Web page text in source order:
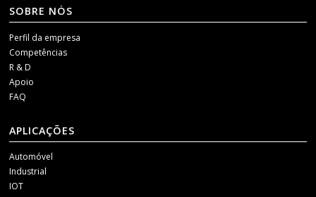
SOBRE NÓS
Perfil da empresa
Competências
R & D
Apoio
FAQ
APLICAÇÕES
Automóvel
Industrial
IOT